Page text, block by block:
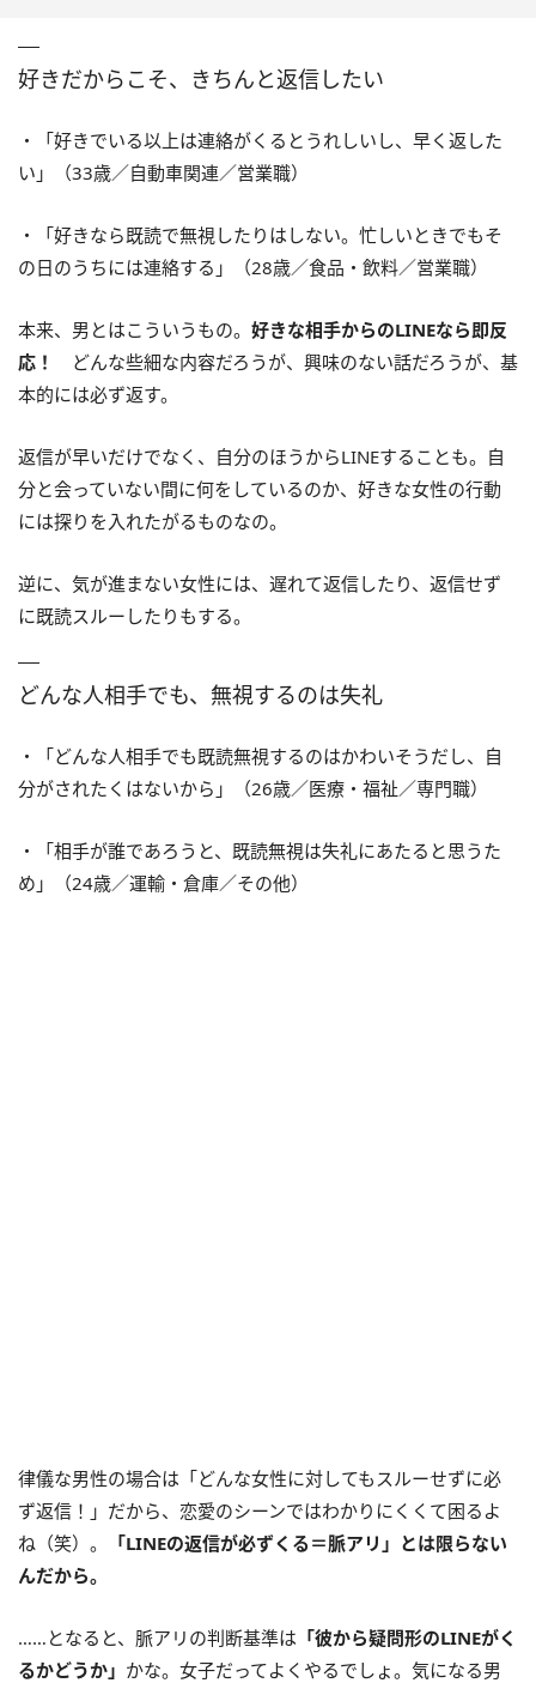
好きだからこそ、きちんと返信したい
・「好きでいる以上は連絡がくるとうれしいし、早く返した
い」（33歳／自動車関連／営業職）
・「好きなら既読で無視したりはしない。忙しいときでもそ
の日のうちには連絡する」（28歳／食品・飲料／営業職）
本来、男とはこういうもの。 好きな相手からのLINEなら即反
応！
どんな些細な内容だろうが、興味のない話だろうが、基
本的には必ず返す。
返信が早いだけでなく、自分のほうからLINEすることも。自
分と会っていない間に何をしているのか、好きな女性の行動
には探りを入れたがるものなの。
逆に、気が進まない女性には、遅れて返信したり、返信せず
に既読スルーしたりもする。
どんな人相手でも、無視するのは失礼
・「どんな人相手でも既読無視するのはかわいそうだし、自
分がされたくはないから」（26歳／医療・福祉／専門職）
・「相手が誰であろうと、既読無視は失礼にあたると思うた
め」（24歳／運輸・倉庫／その他）
律儀な男性の場合は「どんな女性に対してもスルーせずに必
ず返信！」だから、恋愛のシーンではわかりにくくて困るよ
ね（笑）。
「LINEの返信が必ずくる＝脈アリ」とは限らない
んだから。
……となると、脈アリの判断基準は 「彼から疑問形のLINEがく
るかどうか」 かな。女子だってよくやるでしょ。気になる男